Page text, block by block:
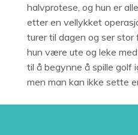
halvprotese, og hun er
etter en vellykket
turer til dagen og ser stor
hun være ute og leke
til å begynne å spille golf
men man kan ikke sette